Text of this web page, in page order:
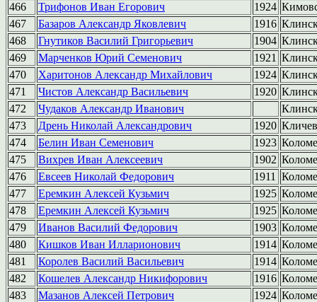
466
Трифонов Иван Егорович 1924
467
Базаров Александр Яковлевич 1916
468
Гнутиков Василий Григорьевич 1904
469
Марченков Юрий Семенович 1921
470
Харитонов Александр Михайлович 1924
471
Чистов Александр Васильевич 1920
472
Чудаков Александр Иванович
473
Дрень Николай Александрович 1920
474
Белин Иван Семенович 1923
475
Вихрев Иван Алексеевич 1902
476
Евсеев Николай Федорович 1911
477
Еремкин Алексей Кузьмич 1925
478
Еремкин Алексей Кузьмич 1925
479
Иванов Василий Федорович 1903
480
Кишков Иван Илларионович 1914
481
Королев Василий Васильевич 1914
482
Кошелев Александр Никифорович 1916
483
Мазанов Алексей Петрович 1924